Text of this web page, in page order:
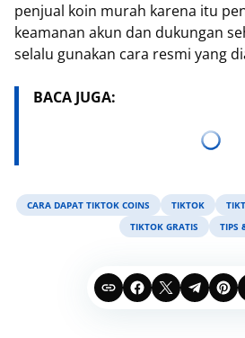
penjual koin murah karena itu
keamanan akun dan dukungan
selalu gunakan cara resmi yang
BACA JUGA:
CARA DAPAT TIKTOK COINS TIKTOK
TIKTOK GRATIS
TIPS